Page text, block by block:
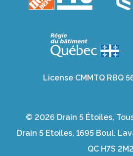
License CMMTQ RBQ
© 2026 Drain 5 Étoiles,
Drain 5 Etoiles, 1695 Boul.
QC H7S 2M2